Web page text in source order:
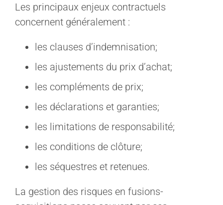
Les principaux enjeux contractuels
concernent généralement :
les clauses d’indemnisation;
les ajustements du prix d’achat;
les compléments de prix;
les déclarations et garanties;
les limitations de responsabilité;
les conditions de clôture;
les séquestres et retenues.
La gestion des risques en fusions-